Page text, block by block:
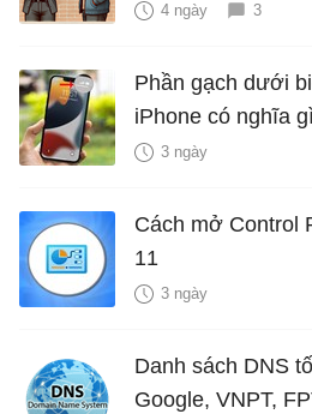
4 ngày 3
Phần gạch dưới
iPhone có nghĩa
hiểm?
3 ngày
Cách mở Control
11
3 ngày
Danh sách DNS
Google, VNPT,